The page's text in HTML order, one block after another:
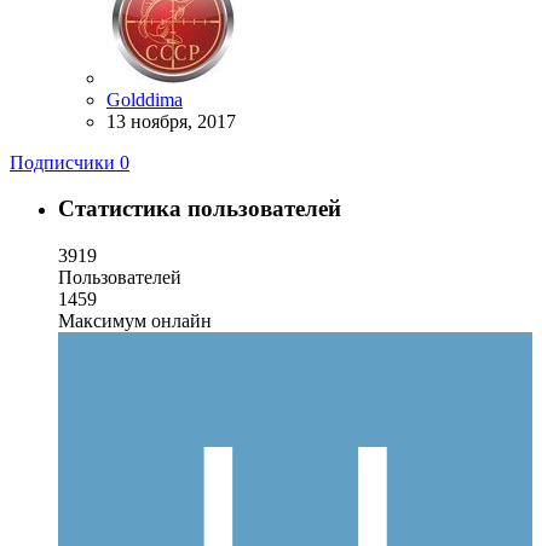
Golddima
13 ноября, 2017
Подписчики 0
Статистика пользователей
3919
Пользователей
1459
Максимум онлайн